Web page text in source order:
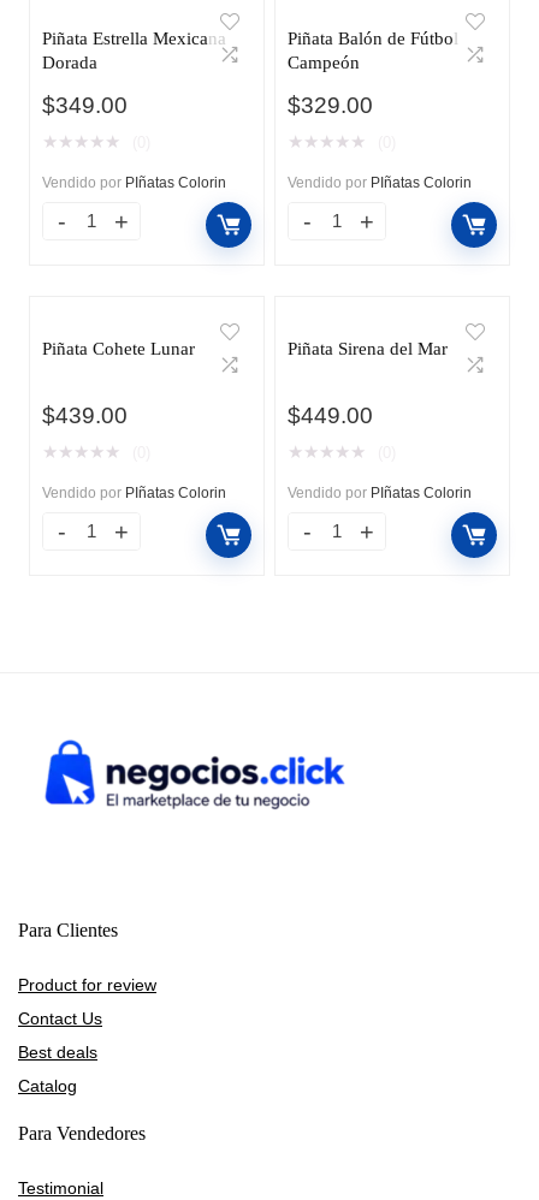
Piñata Estrella Mexicana
Dorada
$349.00
★ ★ ★ ★ ★
Vendido por PIñatas Colorin
Piñata Balón de Fútbol
Campeón
$329.00
★ ★ ★ ★ ★
Vendido por PIñatas Colorin
Piñata Cohete Lunar
$439.00
★ ★ ★ ★ ★
Vendido por PIñatas Colorin
Piñata Sirena del Mar
$449.00
★ ★ ★ ★ ★
Vendido por PIñatas Colorin
Para Clientes
Product for review
Contact Us
Best deals
Catalog
Para Vendedores
Testimonial